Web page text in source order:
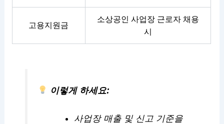
고용지원금
소상공인 사업장 근로자 채용
시
이렇게 하세요:
사업장 매출 및 신고 기준을